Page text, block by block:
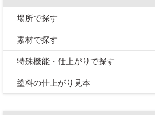
場所で探す
素材で探す
特殊機能・仕上がりで探す
塗料の仕上がり見本